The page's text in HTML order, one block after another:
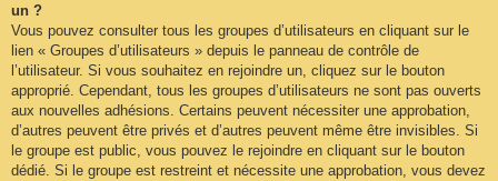
un ?
Vous pouvez consulter tous les groupes d’utilisateurs en cliquant sur le
lien « Groupes d’utilisateurs » depuis le panneau de contrôle de
l’utilisateur. Si vous souhaitez en rejoindre un, cliquez sur le bouton
approprié. Cependant, tous les groupes d’utilisateurs ne sont pas ouverts
aux nouvelles adhésions. Certains peuvent nécessiter une approbation,
d’autres peuvent être privés et d’autres peuvent même être invisibles. Si
le groupe est public, vous pouvez le rejoindre en cliquant sur le bouton
dédié. Si le groupe est restreint et nécessite une approbation, vous devez